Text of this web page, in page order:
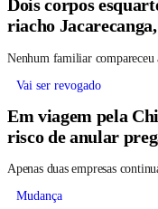
riacho
Nenhum familiar compareceu
Vai ser revogado
Em viagem pela
risco de anular
Apenas duas empresas
Mudança